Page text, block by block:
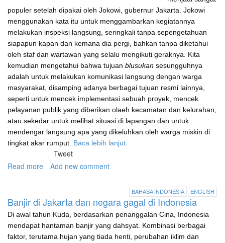
populer setelah dipakai oleh Jokowi, gubernur Jakarta. Jokowi
menggunakan kata itu untuk menggambarkan kegiatannya
melakukan inspeksi langsung, seringkali tanpa sepengetahuan
siapapun kapan dan kemana dia pergi, bahkan tanpa diketahui
oleh staf dan wartawan yang selalu mengikuti geraknya. Kita
kemudian mengetahui bahwa tujuan blusukan sesungguhnya
adalah untuk melakukan komunikasi langsung dengan warga
masyarakat, disamping adanya berbagai tujuan resmi lainnya,
seperti untuk mencek implementasi sebuah proyek, mencek
pelayanan publik yang diberikan olaeh kecamatan dan kelurahan,
atau sekedar untuk melihat situasi di lapangan dan untuk
mendengar langsung apa yang dikeluhkan oleh warga miskin di
tingkat akar rumput. Baca lebih lanjut.
Tweet
Read more about
berpemerintahan
yang
baru?
Add new comment
BAHASA INDONESIA ENGLISH
Banjir di Jakarta dan negara gagal di Indonesia
Di awal tahun Kuda, berdasarkan penanggalan Cina, Indonesia
mendapat hantaman banjir yang dahsyat. Kombinasi berbagai
faktor, terutama hujan yang tiada henti, perubahan iklim dan